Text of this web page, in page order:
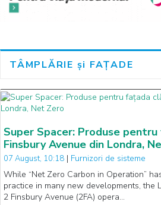
TÂMPLĂRIE și FAȚADE
Super Spacer: Produse
Finsbury Avenue din Londra,
07 August, 10:18 | Furnizori de sisteme
While “Net Zero Carbon in Operation”
practice in many new developments, the
2 Finsbury Avenue (2FA) opera…